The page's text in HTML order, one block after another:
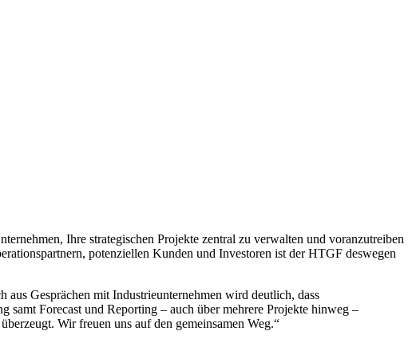
Ihre strategischen Projekte zentral zu verwalten und voranzutreiben
potenziellen Kunden und Investoren ist der HTGF deswegen
Gesprächen mit Industrieunternehmen wird deutlich, dass
samt Forecast und Reporting – auch über mehrere Projekte hinweg –
Wir freuen uns auf den gemeinsamen Weg.“